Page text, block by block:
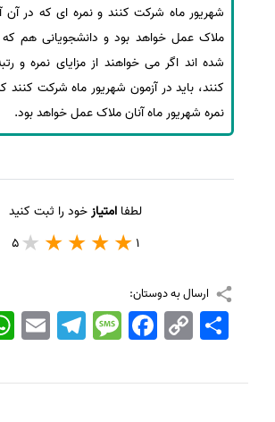
شهریور ماه شرکت کنند و نمره ای که در آن
ملاک عمل خواهد بود و دانشجویانی هم که
شده اند اگر می خواهند از مزایای نمره و
کنند، باید در آزمون شهریور ماه شرکت
نمره شهریور ماه آنان ملاک عمل خواهد بود.
لطفاامتیازخود را ثبت کنید
1
5
ارسال به دوستان:
EmailTelegramMessageFacebook Copy
Link
اشتراک